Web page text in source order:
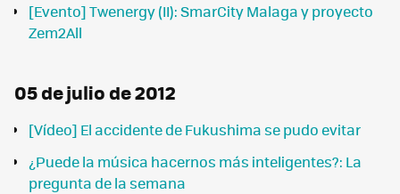
[Evento] Twenergy (II): SmarCity Malaga y proyecto
Zem2All
05 de julio de 2012
[Vídeo] El accidente de Fukushima se pudo evitar
¿Puede la música hacernos más inteligentes?: La
pregunta de la semana